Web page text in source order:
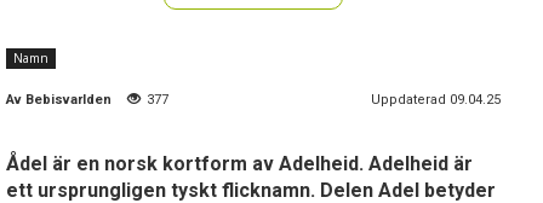
Namn
Av Bebisvarlden 377 Uppdaterad 09.04.25
Ådel är en norsk kortform av Adelheid. Adelheid är
ett ursprungligen tyskt flicknamn. Delen Adel betyder